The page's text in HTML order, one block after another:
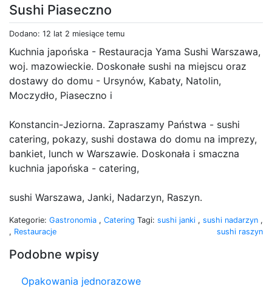
Sushi Piaseczno
Dodano: 12 lat 2 miesiące temu
Kuchnia japońska - Restauracja Yama Sushi Warszawa,
woj. mazowieckie. Doskonałe sushi na miejscu oraz
dostawy do domu - Ursynów, Kabaty, Natolin,
Moczydło, Piaseczno i
Konstancin-Jeziorna. Zapraszamy Państwa - sushi
catering, pokazy, sushi dostawa do domu na imprezy,
bankiet, lunch w Warszawie. Doskonała i smaczna
kuchnia japońska - catering,
sushi Warszawa, Janki, Nadarzyn, Raszyn.
Kategorie: Gastronomia , Catering
, Restauracje
Tagi: sushi janki , sushi nadarzyn ,
sushi raszyn
Podobne wpisy
Opakowania jednorazowe